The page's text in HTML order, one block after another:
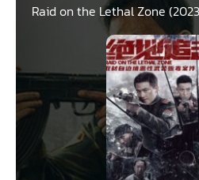
Raid on the Lethal Zone